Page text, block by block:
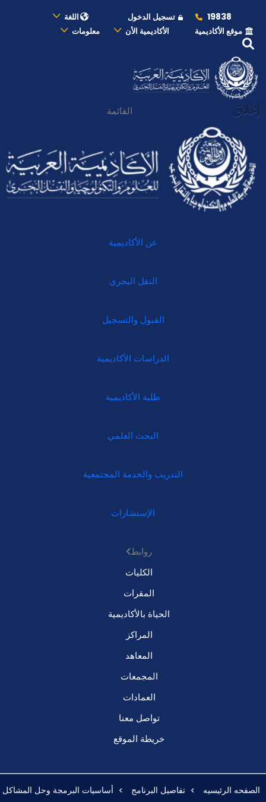
19838 تسجيل الدخول
اللغة
موقع الأكاديمية
الأكاديمية الأن معلومات
إغلاق القائمة
عن الأكاديمية
النقل البحري
القبول والتسجيل
الدراسات الأكاديمية
طلبة الأكاديمية
البحث العلمي
التدريب والخدمة المجتمعية
الإستشارات
روابط
الكليات
المقرات
الحياة بالأكاديمية
المراكز
المعاهد
المجمعات
العمادات
تواصل معنا
خريطة الموقع
الصفحه الرئيسيه تفاصيل البرنامج أساسيات البرمجة وحل المشاكل